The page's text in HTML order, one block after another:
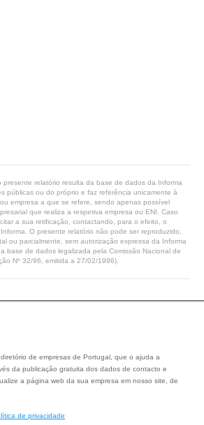
presente relatório resulta da base de dados da Informa
públicas ou do próprio e faz referência unicamente à
empresa a que se refere, sendo apenas possível
que realiza a respetiva empresa ou ENI. Caso
a sua retificação, contactando, para o efeito, o
O presente relatório não pode ser reproduzido,
ou parcialmente, sem autorização expressa da Informa
base de dados legalizada pela Comissão Nacional de
Nº 32/96, emitida a 27/02/1996).
de empresas de Portugal, que o ajuda a
da publicação gratuita dos dados de contacto e
a página web da sua empresa em nosso site, de
de privacidade